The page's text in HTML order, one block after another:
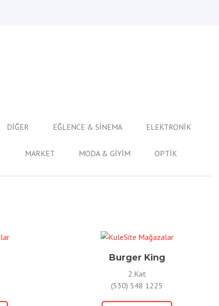
DİĞER EĞLENCE & SİNEMA ELEKTRONİK
MARKET MODA & GİYİM OPTİK
Burger King
2.Kat
(530) 548 1225